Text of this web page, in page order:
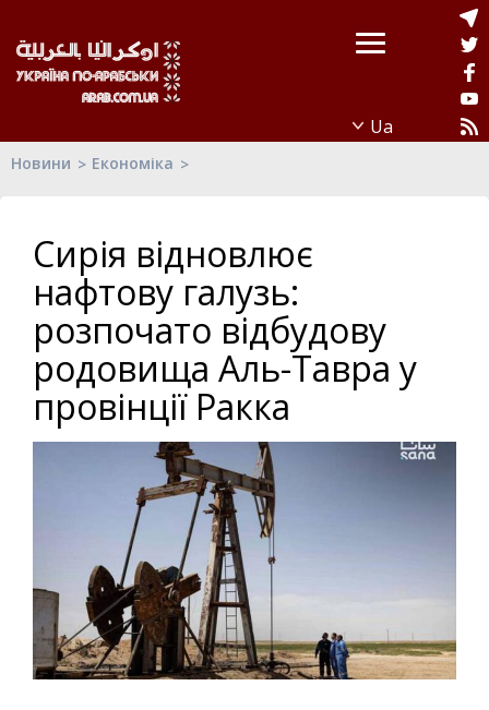
Новини Економіка
Сирія відновлює
нафтову галузь:
розпочато відбудову
родовища Аль-Тавра у
провінції Ракка